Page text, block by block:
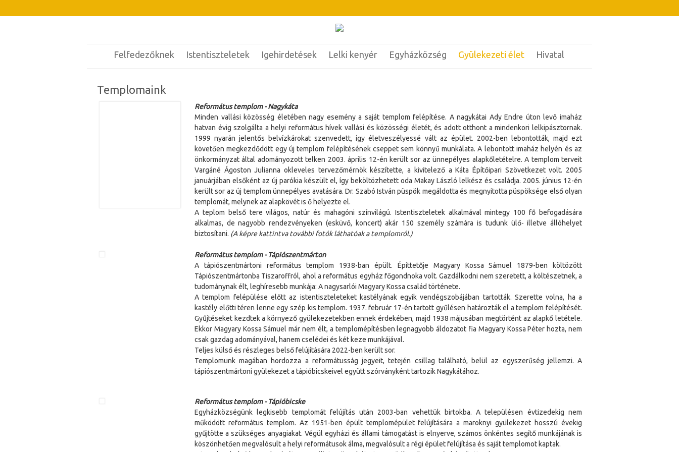
Felfedezőknek Istentiszteletek Igehirdetések Lelki kenyér Egyházközség Gyülekezeti élet Hivatal
Templomaink
Református templom - Nagykáta
Minden vallási közösség életében nagy esemény a saját templom felépítése. A nagykátai Ady Endre úton levő imaház
hatvan évig szolgálta a helyi református hívek vallási és közösségi életét, és adott otthont a mindenkori lelkipásztornak.
1999 nyarán jelentős belvízkárokat szenvedett, így életveszélyessé vált az épület. 2002-ben lebontották, majd ezt
követően megkezdődött egy új templom felépítésének cseppet sem könnyű munkálata. A lebontott imaház helyén és az
önkormányzat által adományozott telken 2003. április 12-én került sor az ünnepélyes alapkőletételre. A templom terveit
Vargáné Ágoston Julianna okleveles tervezőmérnök készítette, a kivitelező a Káta Építőipari Szövetkezet volt. 2005
januárjában elsőként az új parókia készült el, így beköltözhetett oda Makay László lelkész és családja. 2005. június 12-én
került sor az új templom ünnepélyes avatására. Dr. Szabó István püspök megáldotta és megnyitotta püspöksége első olyan
templomát, melynek az alapkövét is ő helyezte el.
A teplom belső tere világos, natúr és mahagóni színvilágú. Istentiszteletek alkalmával mintegy 100 fő befogadására
alkalmas, de nagyobb rendezvényeken (esküvő, koncert) akár 150 személy számára is tudunk ülő- illetve állóhelyet
biztosítani. (A képre kattintva további fotók láthatóak a templomról.)
Református templom - Tápiószentmárton
A tápiószentmártoni református templom 1938-ban épült. Építtetője Magyary Kossa Sámuel 1879-ben költözött
Tápiószentmártonba Tiszaroffról, ahol a református egyház főgondnoka volt. Gazdálkodni nem szeretett, a költészetnek, a
tudománynak élt, leghíresebb munkája: A nagysarlói Magyary Kossa család története.
A templom felépülése előtt az istentiszteleteket kastélyának egyik vendégszobájában tartották. Szerette volna, ha a
kastély előtti téren lenne egy szép kis templom. 1937. február 17-én tartott gyűlésen határozták el a templom felépítését.
Gyűjtéseket kezdtek a környező gyülekezetekben ennek érdekében, majd 1938 májusában megtörtént az alapkő letétele.
Ekkor Magyary Kossa Sámuel már nem élt, a templomépítésben legnagyobb áldozatot fia Magyary Kossa Péter hozta, nem
csak gazdag adományával, hanem cselédei és két keze munkájával.
Teljes külső és részleges belső felújítására 2022-ben került sor.
Templomunk magában hordozza a reformátusság jegyeit, tetején csillag található, belül az egyszerűség jellemzi. A
tápiószentmártoni gyülekezet a tápióbicskeivel együtt szórványként tartozik Nagykátához.
Református templom - Tápióbicske
Egyházközségünk legkisebb templomát felújítás után 2003-ban vehettük birtokba. A településen évtizedekig nem
működött református templom. Az 1951-ben épült templomépület felújítására a maroknyi gyülekezet hosszú évekig
gyűjtötte a szükséges anyagiakat. Végül egyházi és állami támogatást is elnyerve, számos önkéntes segítő munkájának is
köszönhetően megvalósult a helyi reformátusok álma, megvalósult a régi épület felújítása és saját templomot kaptak.